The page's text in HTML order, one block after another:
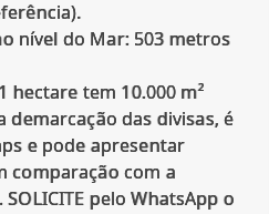
nível do Mar: 503 metros
hectare tem 10.000 m²
demarcação das divisas, é
e pode apresentar
comparação com a
pelo WhatsApp o